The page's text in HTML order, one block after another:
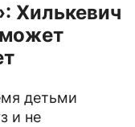
Хилькевич
детьми
и не